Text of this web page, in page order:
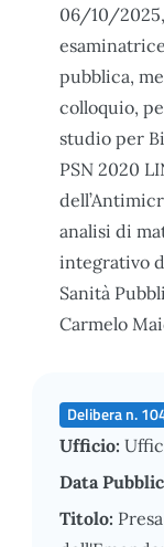
06/10/
pubblica,
colloquio,
studio per
PSN 2020
analisi di
integrativo
Sanità
Carmelo
Delibera n.
Ufficio:
Data
Titolo: